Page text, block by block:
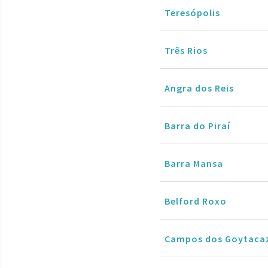
Teresópolis
Três Rios
Angra dos Reis
Barra do Piraí
Barra Mansa
Belford Roxo
Campos dos